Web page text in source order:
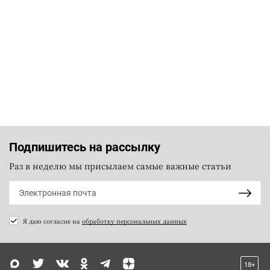
Подпишитесь на рассылку
Раз в неделю мы присылаем самые важные статьи
Я даю согласие на обработку персональных данных
18+